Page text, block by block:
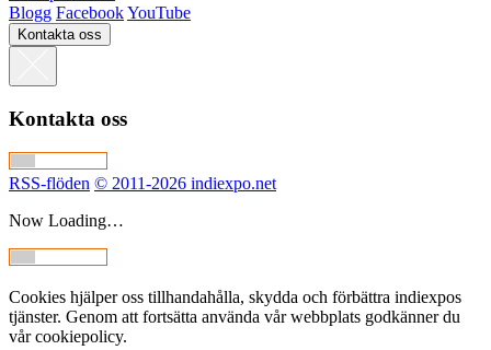
Blogg FacebookYouTube
Kontakta oss
Kontakta oss
RSS-flöden © 2011-2026 indiexpo.net
Now Loading…
Cookies hjälper oss tillhandahålla, skydda och förbättra indiexpos
tjänster. Genom att fortsätta använda vår webbplats godkänner du
vår cookiepolicy.